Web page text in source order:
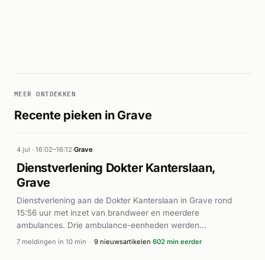
MEER ONTDEKKEN
Recente pieken in Grave
4 jul · 16:02–16:12·Grave
Dienstverlening Dokter Kanterslaan,
Grave
Dienstverlening aan de Dokter Kanterslaan in Grave rond
15:56 uur met inzet van brandweer en meerdere
ambulances. Drie ambulance-eenheden werden
opgeroepen, waaronder twee spoedeisende voertuigen (A1).
7 meldingen in 10 min · 9 nieuwsartikelen 602 min eerder